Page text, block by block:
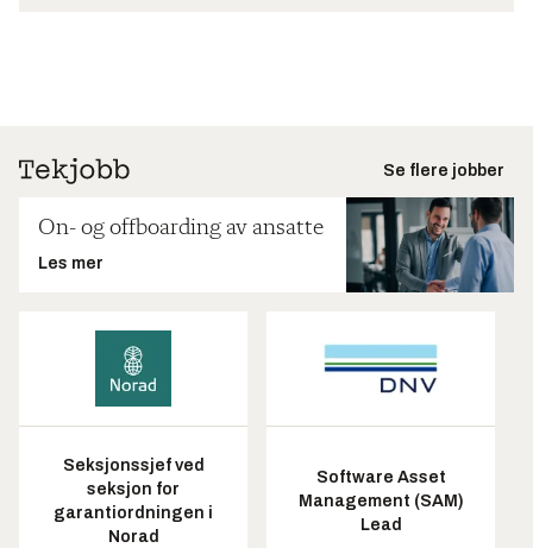
Se flere jobber
On- og offboarding av ansatte
Les mer
Seksjonssjef ved
seksjon for
garantiordningen i
Norad
Software Asset
Management (SAM)
Lead